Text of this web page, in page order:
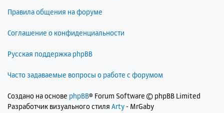
Правила общения на форуме
Соглашение о конфиденциальности
Русская поддержка phpBB
Часто задаваемые вопросы о работе с форумом
Создано на основе phpBB® Forum Software © phpBB Limited
Разработчик визуального стиля Arty- MrGaby